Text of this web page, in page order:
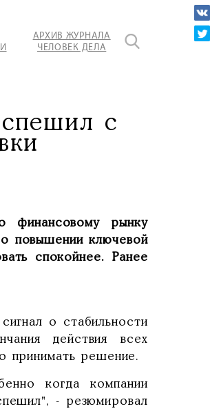
АРХИВ ЖУРНАЛА
ЧЕЛОВЕК ДЕЛА
с
финансовому рынку
повышении ключевой
спокойнее. Ранее
о стабильности
действия всех
принимать решение.
когда компании
- резюмировал